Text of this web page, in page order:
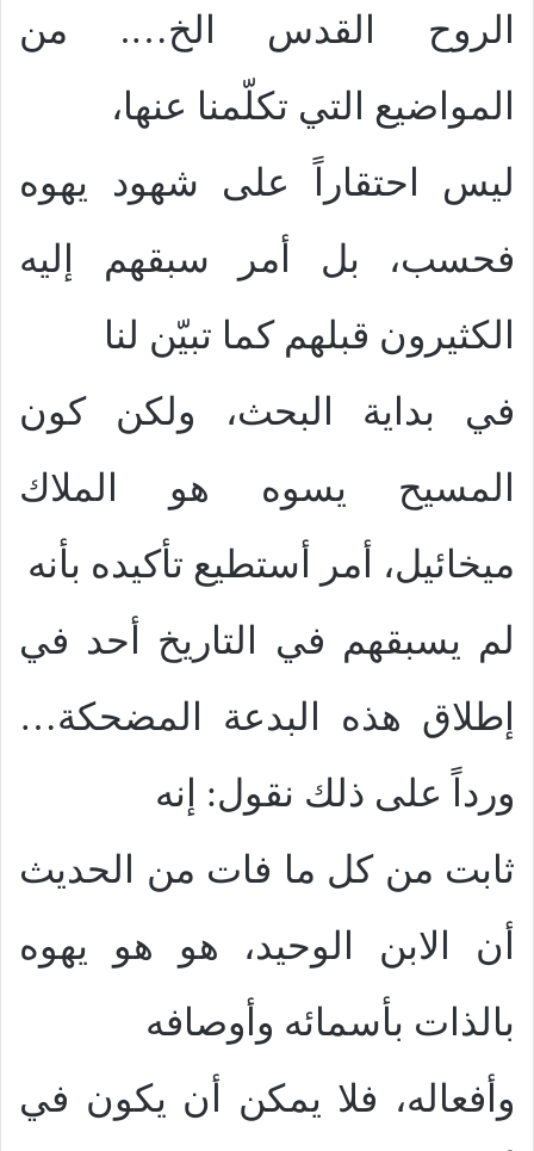
الروح القدس الخ…. من
المواضيع التي تكلّمنا عنها،
ليس احتقاراً على شهود يهوه
فحسب، بل أمر سبقهم إليه
الكثيرون قبلهم كما تبيّن لنا
في بداية البحث، ولكن كون
المسيح يسوه هو الملاك
ميخائيل، أمر أستطيع تأكيده بأنه
لم يسبقهم في التاريخ أحد في
إطلاق هذه البدعة المضحكة…
ورداً على ذلك نقول: إنه
ثابت من كل ما فات من الحديث
أن الابن الوحيد، هو هو يهوه
بالذات بأسمائه وأوصافه
وأفعاله، فلا يمكن أن يكون في